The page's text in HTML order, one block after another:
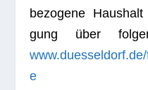
be­zo­gene
gung über
e